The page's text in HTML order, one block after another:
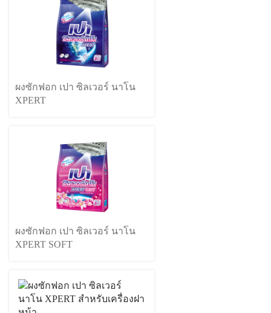
ผงซักฟอก เปา ซิลเวอร์ นาโน
XPERT
ผงซักฟอก เปา ซิลเวอร์ นาโน
XPERT SOFT